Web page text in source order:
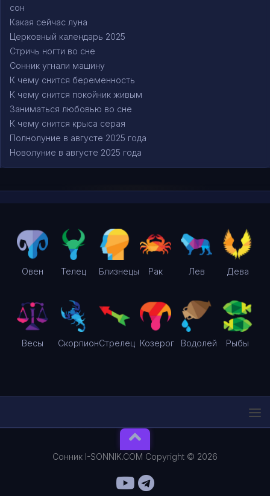
сон
Какая сейчас луна
Церковный календарь 2025
Стричь ногти во сне
Сонник угнали машину
К чему снится беременность
К чему снится покойник живым
Заниматься любовью во сне
К чему снится крыса серая
Полнолуние в августе 2025 года
Новолуние в августе 2025 года
Овен Телец Близнецы Рак Лев Дева
Весы СкорпионСтрелец Козерог Водолей Рыбы
Сонник I-SONNIK.COM Copyright © 2026